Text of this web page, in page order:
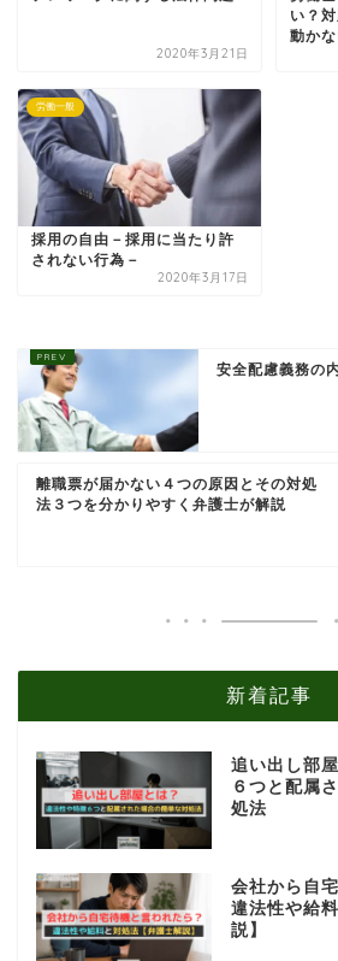
2020年3月21日
い？
動か
労働一般
採用の自由－採用に当たり許
されない行為－
2020年3月17日
安全配慮義務の
離職票が届かない４つの原因とその対処
法３つを分かりやすく弁護士が解説
新着記事
追い出し部
６つと配属
処法
会社から自
違法性や給
説】